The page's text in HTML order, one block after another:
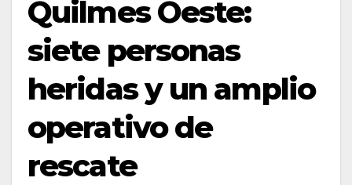
Quilmes Oeste:
siete personas
heridas y un amplio
operativo de
rescate